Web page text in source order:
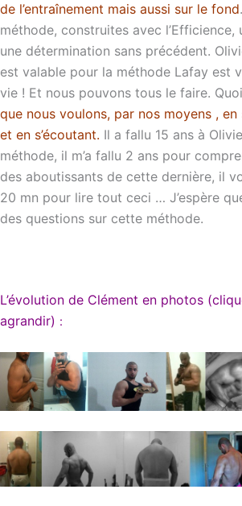
de l’entraînement mais aussi sur le fond
méthode, construites avec
une détermination sans précédent.
est valable pour la méthode Lafay est
vie ! Et nous pouvons tous le faire.
que nous voulons, par nos moyens ,
et en s’écoutant. Il a fallu 15 ans à
méthode, il m’a fallu 2 ans pour
des aboutissants de cette dernière, il
20 mn pour lire tout ceci … J’espère
des questions sur cette méthode.
L’évolution de Clément en photos
agrandir) :